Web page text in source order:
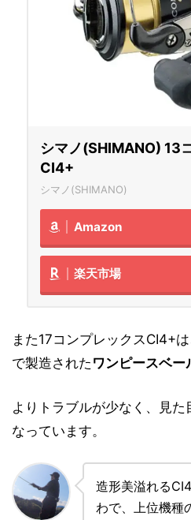
シマノ(SHIMANO) 13
CI4+
シマノ(SHIMANO)
Amazon
楽天市場
また17コンプレックスCI4+
で製造された ワンピースベー
よりトラブルが少なく、見た
なっています。
造形美溢れる
わで、上位機種